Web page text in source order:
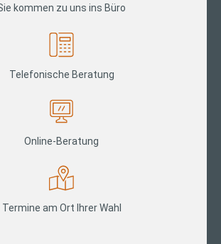
kommen zu uns ins Büro
Telefonische Beratung
Online-Beratung
Termine am Ort Ihrer Wahl